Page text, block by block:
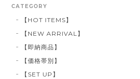
CATEGORY
【HOT ITEMS】
【NEW ARRIVAL】
【即納商品】
【価格帯別】
【SET UP】